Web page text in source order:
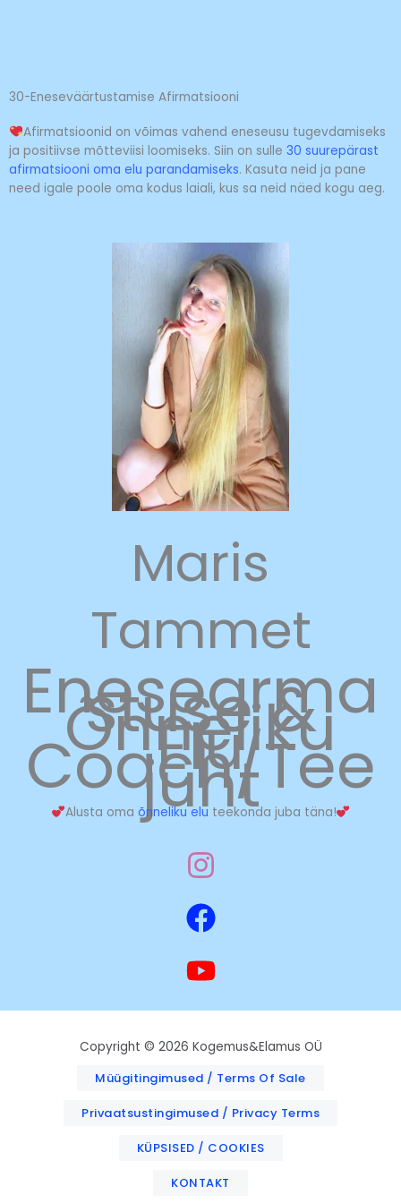
30-Eneseväärtustamise Afirmatsiooni
Afirmatsioonid on võimas vahend eneseusu tugevdamiseks
ja positiivse mõtteviisi loomiseks. Siin on sulle 30 suurepärast
afirmatsiooni oma elu parandamiseks. Kasuta neid ja pane
need igale poole oma kodus laiali, kus sa neid näed kogu aeg.
Maris
Tammet
Enesearma
stuse &
Õnneliku
Elu
Coach/Tee
juht
Alusta oma õnneliku eluteekonda juba täna!
Copyright © 2026 Kogemus&Elamus OÜ
Müügitingimused / Terms Of Sale
Privaatsustingimused / Privacy Terms
KÜPSISED / COOKIES
KONTAKT